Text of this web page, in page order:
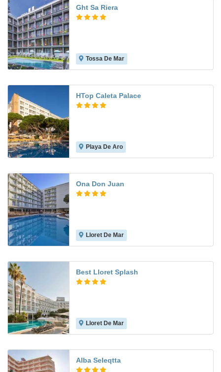
Ght Sa Riera
Tossa De Mar
HTop Caleta Palace
Playa De Aro
Ona Don Juan
Lloret De Mar
Best Lloret Splash
Lloret De Mar
Alba Seleqtta